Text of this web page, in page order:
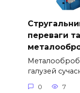
переваги
галузей
0 7